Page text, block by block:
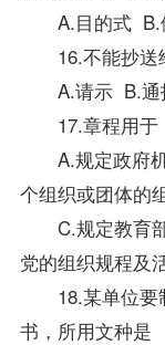
A.目的式 B.
16.不能抄送
A.请示 B.通
17.章程用于
A.规定政府机
个组织或团体的
C.规定教育部
党的组织规程及
18.某单位要
书，所用文种是